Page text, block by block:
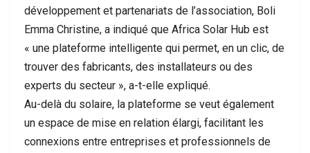
développement et partenariats de l’association, Boli
Emma Christine, a indiqué que Africa Solar Hub est
« une plateforme intelligente qui permet, en un clic, de
trouver des fabricants, des installateurs ou des
experts du secteur », a-t-elle expliqué.
Au-delà du solaire, la plateforme se veut également
un espace de mise en relation élargi, facilitant les
connexions entre entreprises et professionnels de